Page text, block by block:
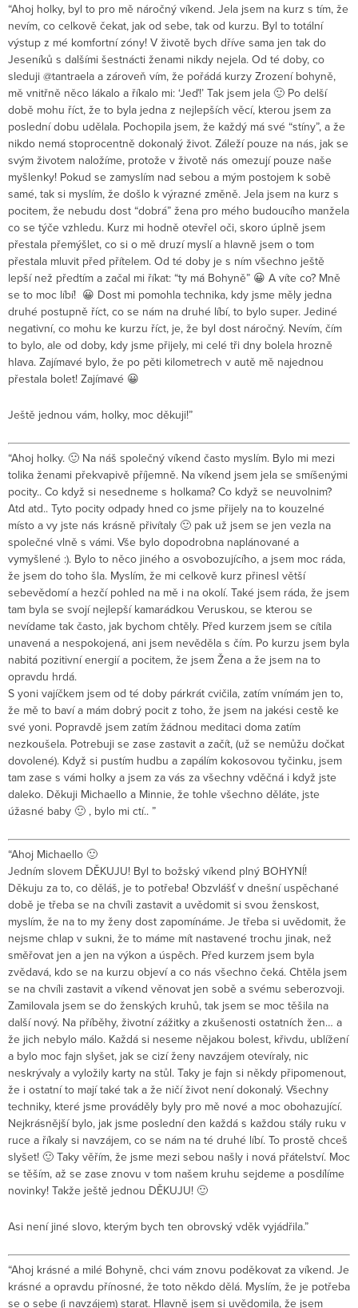
“Ahoj holky, byl to pro mě náročný víkend. Jela jsem na kurz s tím, že
nevím, co celkově čekat, jak od sebe, tak od kurzu. Byl to totální
výstup z mé komfortní zóny! V životě bych dříve sama jen tak do
Jeseníků s dalšími šestnácti ženami nikdy nejela. Od té doby, co
sleduji @tantraela a zároveň vím, že pořádá kurzy Zrození bohyně,
mě vnitřně něco lákalo a říkalo mi: ‘Jeď!’ Tak jsem jela 🙂 Po delší
době mohu říct, že to byla jedna z nejlepších věcí, kterou jsem za
poslední dobu udělala. Pochopila jsem, že každý má své “stíny”, a že
nikdo nemá stoprocentně dokonalý život. Záleží pouze na nás, jak se
svým životem naložíme, protože v životě nás omezují pouze naše
myšlenky! Pokud se zamyslím nad sebou a mým postojem k sobě
samé, tak si myslím, že došlo k výrazné změně. Jela jsem na kurz s
pocitem, že nebudu dost “dobrá” žena pro mého budoucího manžela
co se týče vzhledu. Kurz mi hodně otevřel oči, skoro úplně jsem
přestala přemýšlet, co si o mě druzí myslí a hlavně jsem o tom
přestala mluvit před přítelem. Od té doby je s ním všechno ještě
lepší než předtím a začal mi říkat: “ty má Bohyně” 😀 A víte co? Mně
se to moc líbí! 😀 Dost mi pomohla technika, kdy jsme měly jedna
druhé postupně říct, co se nám na druhé líbí, to bylo super. Jediné
negativní, co mohu ke kurzu říct, je, že byl dost náročný. Nevím, čím
to bylo, ale od doby, kdy jsme přijely, mi celé tři dny bolela hrozně
hlava. Zajímavé bylo, že po pěti kilometrech v autě mě najednou
přestala bolet! Zajímavé 😀
Ještě jednou vám, holky, moc děkuji!”
“Ahoj holky. 🙂 Na náš společný víkend často myslím. Bylo mi mezi
tolika ženami překvapivě příjemně. Na víkend jsem jela se smíšenými
pocity.. Co když si nesedneme s holkama? Co když se neuvolnim?
Atd atd.. Tyto pocity odpady hned co jsme přijely na to kouzelné
místo a vy jste nás krásně přivítaly 🙂 pak už jsem se jen vezla na
společné vlně s vámi. Vše bylo dopodrobna naplánované a
vymyšlené :). Bylo to něco jiného a osvobozujícího, a jsem moc ráda,
že jsem do toho šla. Myslím, že mi celkově kurz přinesl větší
sebevědomí a hezčí pohled na mě i na okolí. Také jsem ráda, že jsem
tam byla se svojí nejlepší kamarádkou Veruskou, se kterou se
nevídame tak často, jak bychom chtěly. Před kurzem jsem se cítila
unavená a nespokojená, ani jsem nevěděla s čím. Po kurzu jsem byla
nabitá pozitivní energií a pocitem, že jsem Žena a že jsem na to
opravdu hrdá.
S yoni vajíčkem jsem od té doby párkrát cvičila, zatím vnímám jen to,
že mě to baví a mám dobrý pocit z toho, že jsem na jakési cestě ke
své yoni. Popravdě jsem zatím žádnou meditaci doma zatím
nezkoušela. Potrebuji se zase zastavit a začít, (už se nemůžu dočkat
dovolené). Když si pustím hudbu a zapálím kokosovou tyčinku, jsem
tam zase s vámi holky a jsem za vás za všechny vděčná i když jste
daleko. Děkuji Michaello a Minnie, že tohle všechno děláte, jste
úžasné baby 🙂 , bylo mi ctí.. ”
“Ahoj Michaello 🙂
Jedním slovem DĚKUJU! Byl to božský víkend plný BOHYNÍ!
Děkuju za to, co děláš, je to potřeba! Obzvlášť v dnešní uspěchané
době je třeba se na chvíli zastavit a uvědomit si svou ženskost,
myslím, že na to my ženy dost zapomínáme. Je třeba si uvědomit, že
nejsme chlap v sukni, že to máme mít nastavené trochu jinak, než
směřovat jen a jen na výkon a úspěch. Před kurzem jsem byla
zvědavá, kdo se na kurzu objeví a co nás všechno čeká. Chtěla jsem
se na chvíli zastavit a víkend věnovat jen sobě a svému seberozvoji.
Zamilovala jsem se do ženských kruhů, tak jsem se moc těšila na
další nový. Na příběhy, životní zážitky a zkušenosti ostatních žen… a
že jich nebylo málo. Každá si neseme nějakou bolest, křivdu, ublížení
a bylo moc fajn slyšet, jak se cizí ženy navzájem otevíraly, nic
neskrývaly a vyložily karty na stůl. Taky je fajn si někdy připomenout,
že i ostatní to mají také tak a že ničí život není dokonalý. Všechny
techniky, které jsme prováděly byly pro mě nové a moc obohazující.
Nejkrásnější bylo, jak jsme poslední den každá s každou stály ruku v
ruce a říkaly si navzájem, co se nám na té druhé líbí. To prostě chceš
slyšet! 🙂 Taky věřím, že jsme mezi sebou našly i nová přátelství. Moc
se těším, až se zase znovu v tom našem kruhu sejdeme a posdílíme
novinky! Takže ještě jednou DĚKUJU! 🙂
Asi není jiné slovo, kterým bych ten obrovský vděk vyjádřila.”
“Ahoj krásné a milé Bohyně, chci vám znovu poděkovat za víkend. Je
krásné a opravdu přínosné, že toto někdo dělá. Myslím, že je potřeba
se o sebe (i navzájem) starat. Hlavně jsem si uvědomila, že jsem